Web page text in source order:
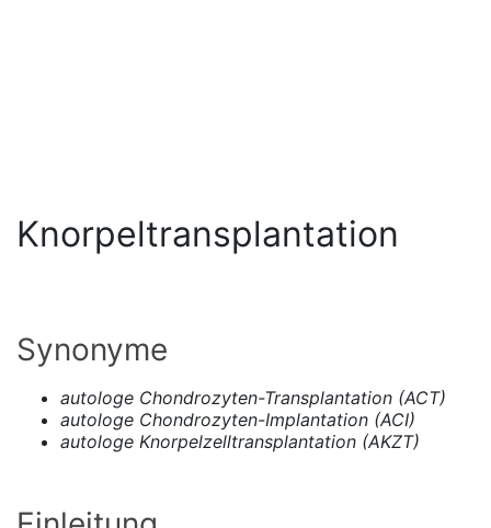
Knorpeltransplantation
Synonyme
autologe Chondrozyten-Transplantation (ACT)
autologe Chondrozyten-Implantation (ACI)
autologe Knorpelzelltransplantation (AKZT)